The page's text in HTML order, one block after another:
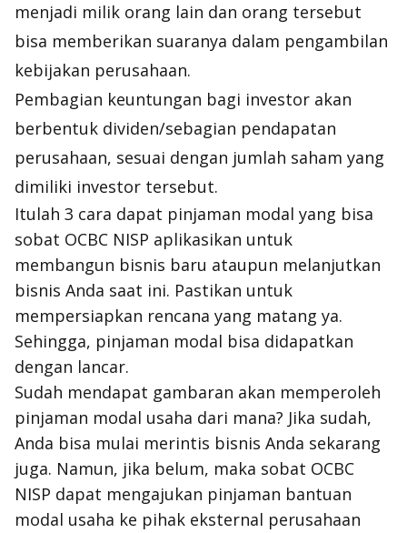
menjadi milik orang lain dan orang tersebut
bisa memberikan suaranya dalam pengambilan
kebijakan perusahaan.
Pembagian keuntungan bagi investor akan
berbentuk dividen/sebagian pendapatan
perusahaan, sesuai dengan jumlah saham yang
dimiliki investor tersebut.
Itulah 3 cara dapat pinjaman modal yang bisa
sobat OCBC NISP aplikasikan untuk
membangun bisnis baru ataupun melanjutkan
bisnis Anda saat ini. Pastikan untuk
mempersiapkan rencana yang matang ya.
Sehingga, pinjaman modal bisa didapatkan
dengan lancar.
Sudah mendapat gambaran akan memperoleh
pinjaman modal usaha dari mana? Jika sudah,
Anda bisa mulai merintis bisnis Anda sekarang
juga. Namun, jika belum, maka sobat OCBC
NISP dapat mengajukan pinjaman bantuan
modal usaha ke pihak eksternal perusahaan